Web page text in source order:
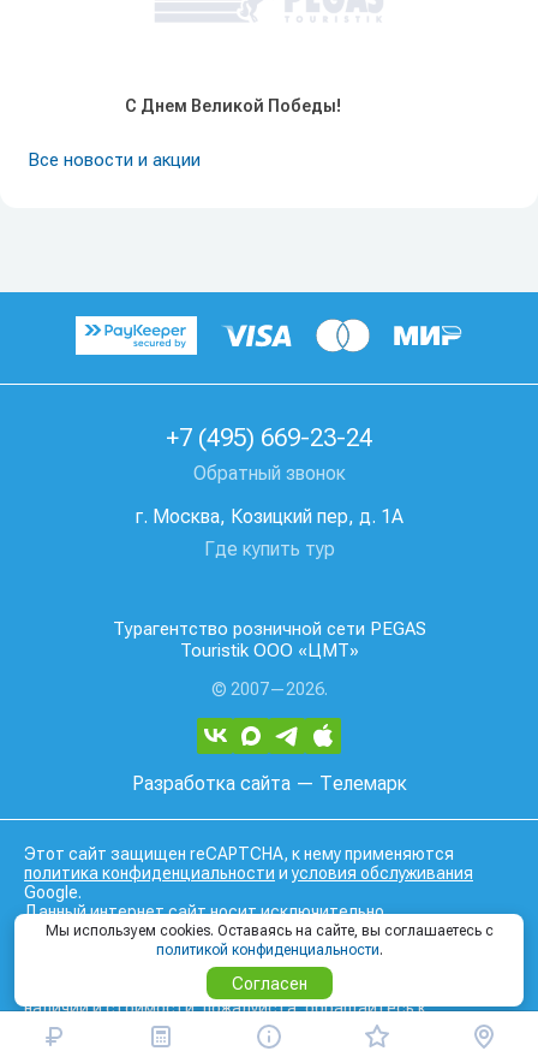
С Днем Великой Победы!
Все новости и акции
Турагентство розничной сети PEGAS
Touristik ООО «ЦМТ»
© 2007—2026.
+7 (495) 669-23-24
Обратный звонок
г. Москва, Козицкий пер, д. 1А
Где купить тур
Разработка сайта— Телемарк
Этот сайт защищен reCAPTCHA, к нему применяются
политика конфиденциальности иусловия обслуживания
Google.
Данный интернет сайт носит исключительно
информационный характер и вся информация на нем не
является публичной офертой, определяемой положениями
Статьи 437 (2) Гражданского кодекса Российской
Федерации. Для получения подробной информации о
наличии и стоимости, пожалуйста, обращайтесь к
менеджерам по продажам.
Мы используем cookies. Оставаясь на сайте, вы соглашаетесь с
политикой конфиденциальности.
Согласен